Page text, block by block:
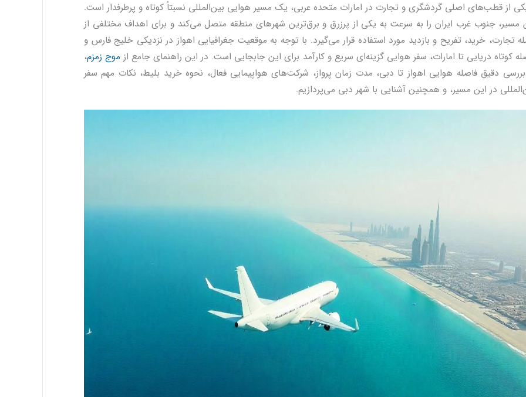
از قطب‌های اصلی گردشگری و تجارت در امارات متحده عربی، یک مسیر هوایی بین‌المللی نسبتاً کوتاه و پرطرفدار است.
مسیر، جنوب غرب ایران را به سرعت به یکی از پرزرق و برق‌ترین شهرهای منطقه متصل می‌کند و برای اهداف مختلفی از
تجارت، خرید، تفریح و بازدید مورد استفاده قرار می‌گیرد. با توجه به موقعیت جغرافیایی اهواز در نزدیکی خلیج فارس و
کوتاه دریایی تا امارات، سفر هوایی گزینه‌ای سریع و کارآمد برای این جابجایی است. در این راهنمای جامع از موج زمزم،
دقیق فاصله هوایی اهواز تا دبی، مدت زمان پرواز، شرکت‌های هواپیمایی فعال، نحوه خرید بلیط، نکات مهم سفر
در این مسیر، و همچنین آشنایی با شهر دبی می‌پردازیم.